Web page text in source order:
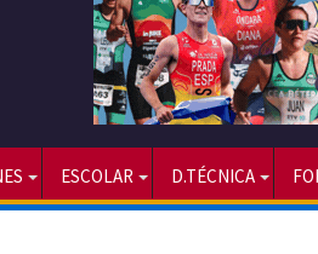
ESCOLAR D.TÉCNICA